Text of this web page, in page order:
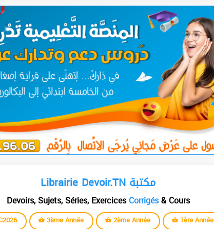
Librairie Devoir.TN مكتبة
Devoirs, Sujets, Séries, ExercicesCorrigés& Cours
3ème Année 2ème Année 1ère Année